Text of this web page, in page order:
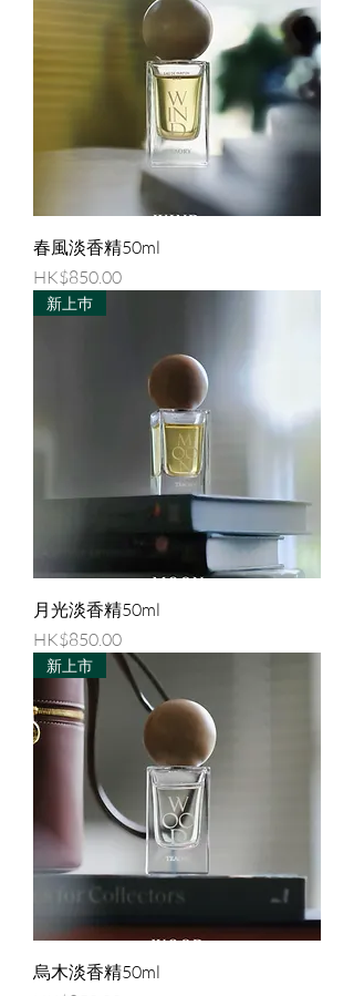
春風淡香精50ml
價格
HK$850.00
新上巿
月光淡香精50ml
價格
HK$850.00
新上市
烏木淡香精50ml